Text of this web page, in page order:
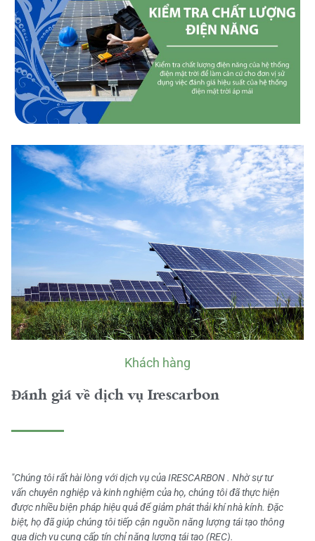
Khách hàng
Đánh giá về dịch vụ Irescarbon
"Chúng tôi rất hài lòng với dịch vụ của IRESCARBON . Nhờ sự tư
vấn chuyên nghiệp và kinh nghiệm của họ, chúng tôi đã thực hiện
được nhiều biện pháp hiệu quả để giảm phát thải khí nhà kính. Đặc
biệt, họ đã giúp chúng tôi tiếp cận nguồn năng lượng tái tạo thông
qua dịch vụ cung cấp tín chỉ năng lượng tái tạo (REC).